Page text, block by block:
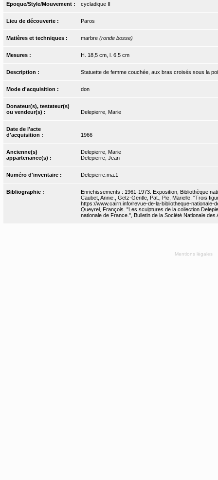
Epoque/Style/Mouvement : cycladique II
Lieu de découverte : Paros
Matières et techniques : marbre (ronde bosse)
Mesures : H. 18,5 cm, l. 6,5 cm
Description : Statuette de femme couchée, aux bras croisés sous la
Mode d'acquisition : don
Donateur(s), testateur(s)
ou vendeur(s) :
Delepierre, Marie
Date de l'acte
d'acquisition :
1966
Ancienne(s)
appartenance(s) :
Delepierre, Marie
Delepierre, Jean
Numéro d'inventaire : Delepierre.ma.1
Bibliographie :
Enrichissements : 1961-1973. Exposition, Bibliothèque
Caubet, Annie., Getz-Gentle, Pat., Pic, Marielle. "Trois
https://www.cairn.info/revue-de-la-bibliotheque-nationale-
Queyrel, François. "Les sculptures de la collection
nationale de France.", Bulletin de la Société Nationale
Mentions légales